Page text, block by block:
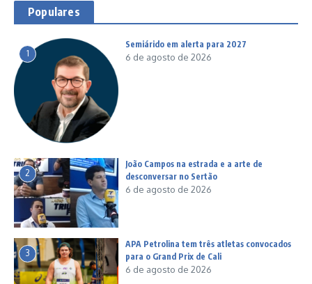
Populares
1
Semiárido em alerta para 2027
6 de agosto de 2026
2
João Campos na estrada e a arte de
desconversar no Sertão
6 de agosto de 2026
3
APA Petrolina tem três atletas convocados
para o Grand Prix de Cali
6 de agosto de 2026